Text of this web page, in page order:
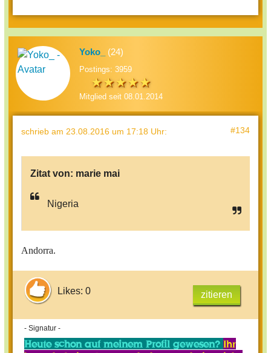
Yoko_ (24)
Postings: 3959
Mitglied seit 08.01.2014
schrieb am 23.08.2016 um 17:18 Uhr: #134
Zitat von: marie mai
Nigeria
Andorra.
Likes: 0 zitieren
- Signatur -
Heute schon auf meinem Profil gewesen? Ihr